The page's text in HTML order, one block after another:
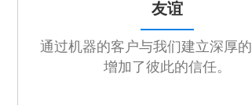
友谊
通过机器的客户与我们建立深厚的
增加了彼此的信任。